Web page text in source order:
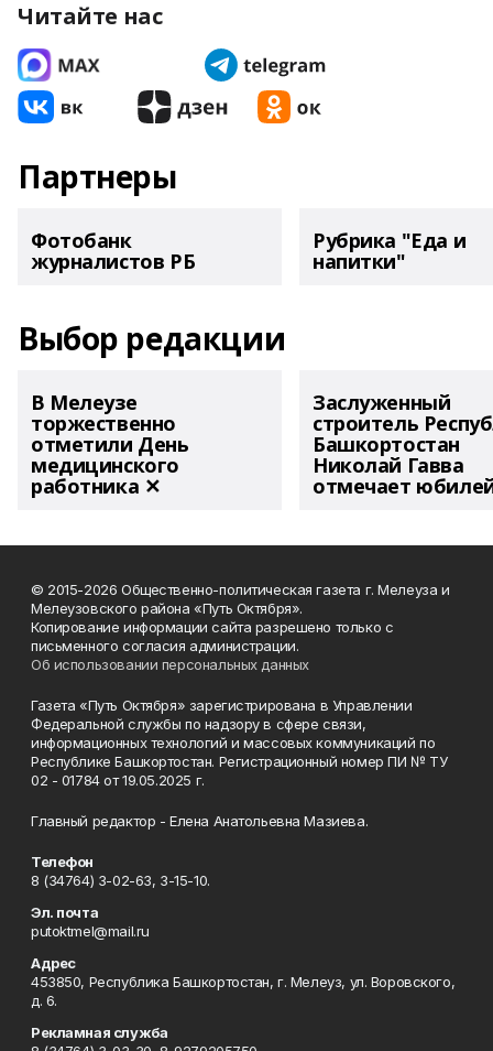
Читайте нас
Партнеры
Фотобанк
журналистов РБ
Рубрика "Еда и
напитки"
Выбор редакции
В Мелеузе
торжественно
отметили День
медицинского
работника ✕
Заслуженный
строитель
Башкортостан
Николай Гавва
отмечает
© 2015-2026 Общественно-политическая газета г. Мелеуза и
Мелеузовского района «Путь Октября».
Копирование информации сайта разрешено только с
письменного согласия администрации.
Об использовании персональных данных
Газета «Путь Октября» зарегистрирована в Управлении
Федеральной службы по надзору в сфере связи,
информационных технологий и массовых коммуникаций по
Республике Башкортостан. Регистрационный номер ПИ № ТУ
02 - 01784 от 19.05.2025 г.
Главный редактор - Елена Анатольевна Мазиева.
Телефон
8 (34764) 3-02-63, 3-15-10.
Эл. почта
putoktmel@mail.ru
Адрес
453850, Республика Башкортостан, г. Мелеуз, ул. Воровского,
д. 6.
Рекламная служба